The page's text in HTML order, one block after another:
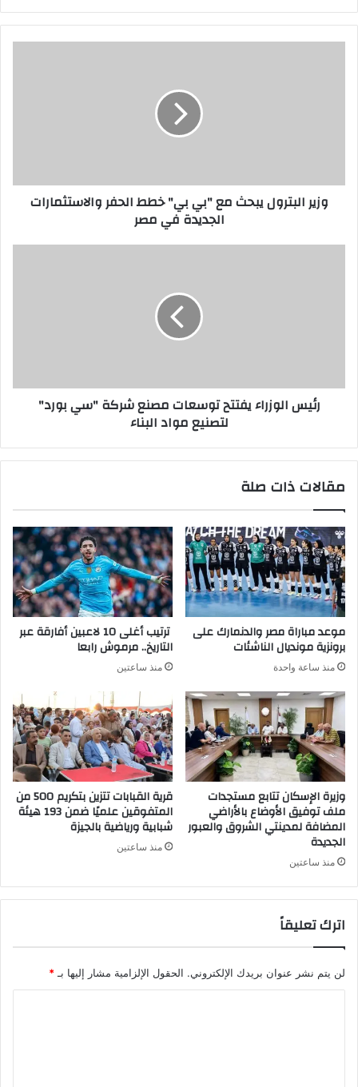
وزير البترول يبحث مع "بي بي" خطط الحفر والاستثمارات
الجديدة في مصر
رئيس الوزراء يفتتح توسعات مصنع شركة "سي بورد"
لتصنيع مواد البناء
مقالات ذات صلة
موعد مباراة مصر والدنمارك على
برونزية مونديال الناشئات
منذ ساعة واحدة
ترتيب أغلى 10 لاعبين أفارقة عبر
التاريخ.. مرموش رابعا
منذ ساعتين
وزيرة الإسكان تتابع مستجدات
ملف توفيق الأوضاع بالأراضي
المضافة لمدينتي الشروق والعبور
الجديدة
منذ ساعتين
قرية القبابات تتزين بتكريم 500 من
المتفوقين علميًا ضمن 193 هيئة
شبابية ورياضية بالجيزة
منذ ساعتين
اترك تعليقاً
لن يتم نشر عنوان بريدك الإلكتروني. الحقول الإلزامية مشار إليها بـ *